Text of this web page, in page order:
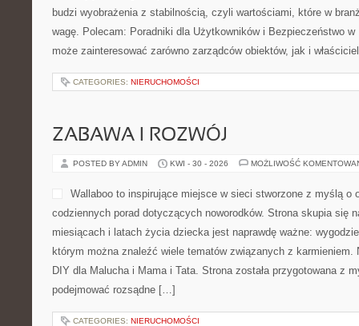
budzi wyobrażenia z stabilnością, czyli wartościami, które w
wagę. Polecam: Poradniki dla Użytkowników i Bezpieczeństwo
może zainteresować zarówno zarządców obiektów, jak i
CATEGORIES: NIERUCHOMOŚCI
ZABAWA I ROZWÓJ
POSTED BY ADMIN KWI - 30 - 2026 MOŻLIWOŚĆ
Wallaboo to inspirujące miejsce w sieci stworzone z myślą o
codziennych porad dotyczących noworodków. Strona skupia się
miesiącach i latach życia dziecka jest naprawdę ważne:
którym można znaleźć wiele tematów związanych z karmieniem.
DIY dla Malucha i Mama i Tata. Strona została przygotowana z
podejmować rozsądne […]
CATEGORIES: NIERUCHOMOŚCI